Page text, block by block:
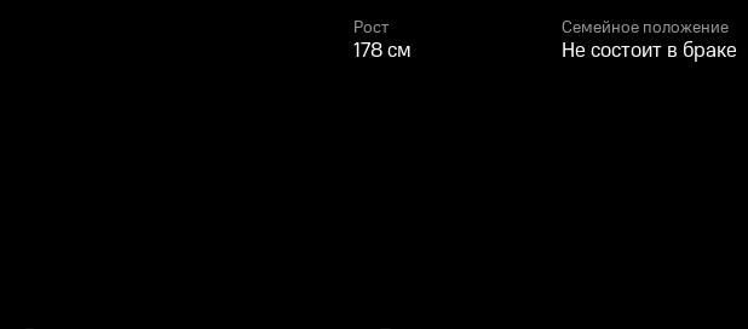
Рост
178 см
Семейное положение
Не состоит в браке